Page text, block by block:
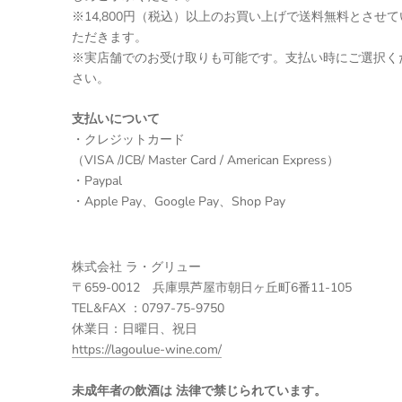
※14,800円（税込）以上のお買い上げで送料無料とさせて
ただきます。
※実店舗でのお受け取りも可能です。支払い時にご選択く
さい。
支払いについて
・クレジットカード
（VISA /JCB/ Master Card / American Express）
・Paypal
・Apple Pay、Google Pay、Shop Pay
株式会社 ラ・グリュー
〒659-0012 兵庫県芦屋市朝日ヶ丘町6番11-105
TEL&FAX ：0797-75-9750
休業日：日曜日、祝日
https://lagoulue-wine.com/
未成年者の飲酒は 法律で禁じられています。